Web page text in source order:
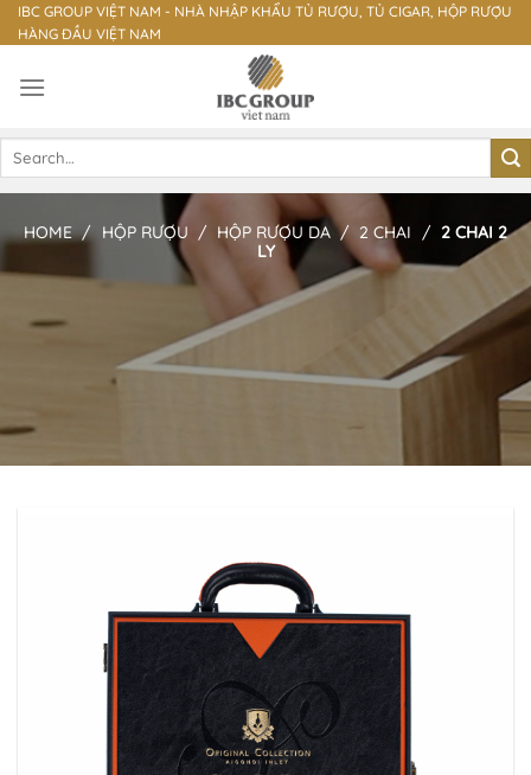
Skip
to
IBC GROUP VIỆT NAM - NHÀ NHẬP KHẨU TỦ RƯỢU, TỦ CIGAR, HỘP RƯỢU
HÀNG ĐẦU VIỆT NAM
Search
HOME / HỘP RƯỢU / HỘP RƯỢU DA / 2 CHAI / 2 CHAI 2
LY